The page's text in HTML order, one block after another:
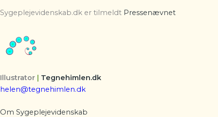
Sygeplejevidenskab.dk er tilmeldt Pressenævnet
Illustrator | Tegnehimlen.dk
helen@tegnehimlen.dk
Om Sygeplejevidenskab